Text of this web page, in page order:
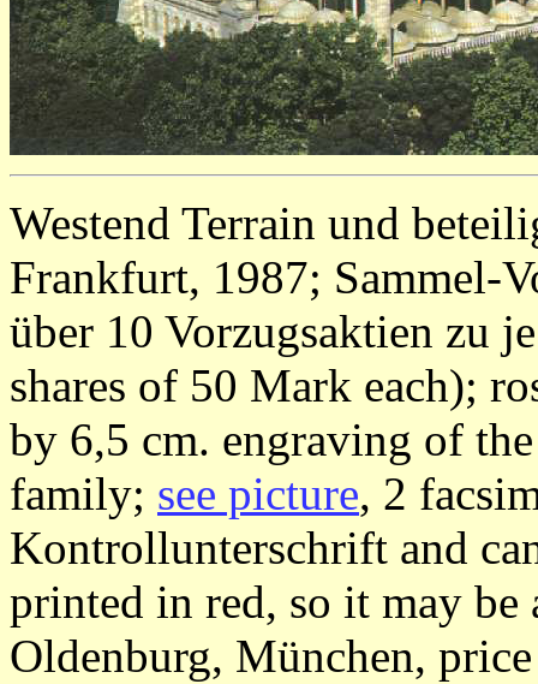
Westend Terrain und
Frankfurt, 1987; Sammel-
über 10 Vorzugsaktien zu
shares of 50 Mark each);
by 6,5 cm. engraving of
family; see picture, 2
Kontrollunterschrift and
printed in red, so it may
Oldenburg, München,